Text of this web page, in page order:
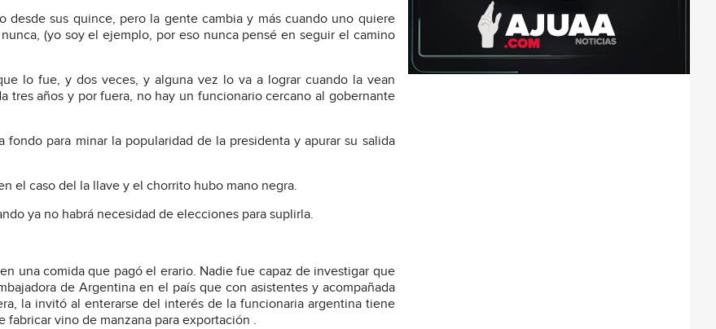
desde sus quince, pero la gente cambia y más cuando uno quiere
(yo soy el ejemplo, por eso nunca pensé en seguir el camino
lo fue, y dos veces, y alguna vez lo va a lograr cuando la vean
tres años y por fuera, no hay un funcionario cercano al gobernante
para minar la popularidad de la presidenta y apurar su salida
el caso del la llave y el chorrito hubo mano negra.
ya no habrá necesidad de elecciones para suplirla.
una comida que pagó el erario. Nadie fue capaz de investigar que
de Argentina en el país que con asistentes y acompañada
la invitó al enterarse del interés de la funcionaria argentina tiene
vino de manzana para exportación .